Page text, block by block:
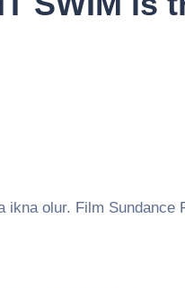
ikna olur. Film